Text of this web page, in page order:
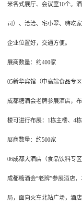
米各式展厅、会议室10个。
司）、洽洽、宅小翠、嗨吃
企业位置好，交通方便。
展商数量：约400家
05新华宾馆（中高端食品专区
成都糖酒会老牌参展酒店，
楼可进行布展：1栋主楼、4
展商数量：约500家
06成都大酒店（食品饮料专区
成都糖酒会“老牌”参展酒店
局，面向火车北站广场，酒